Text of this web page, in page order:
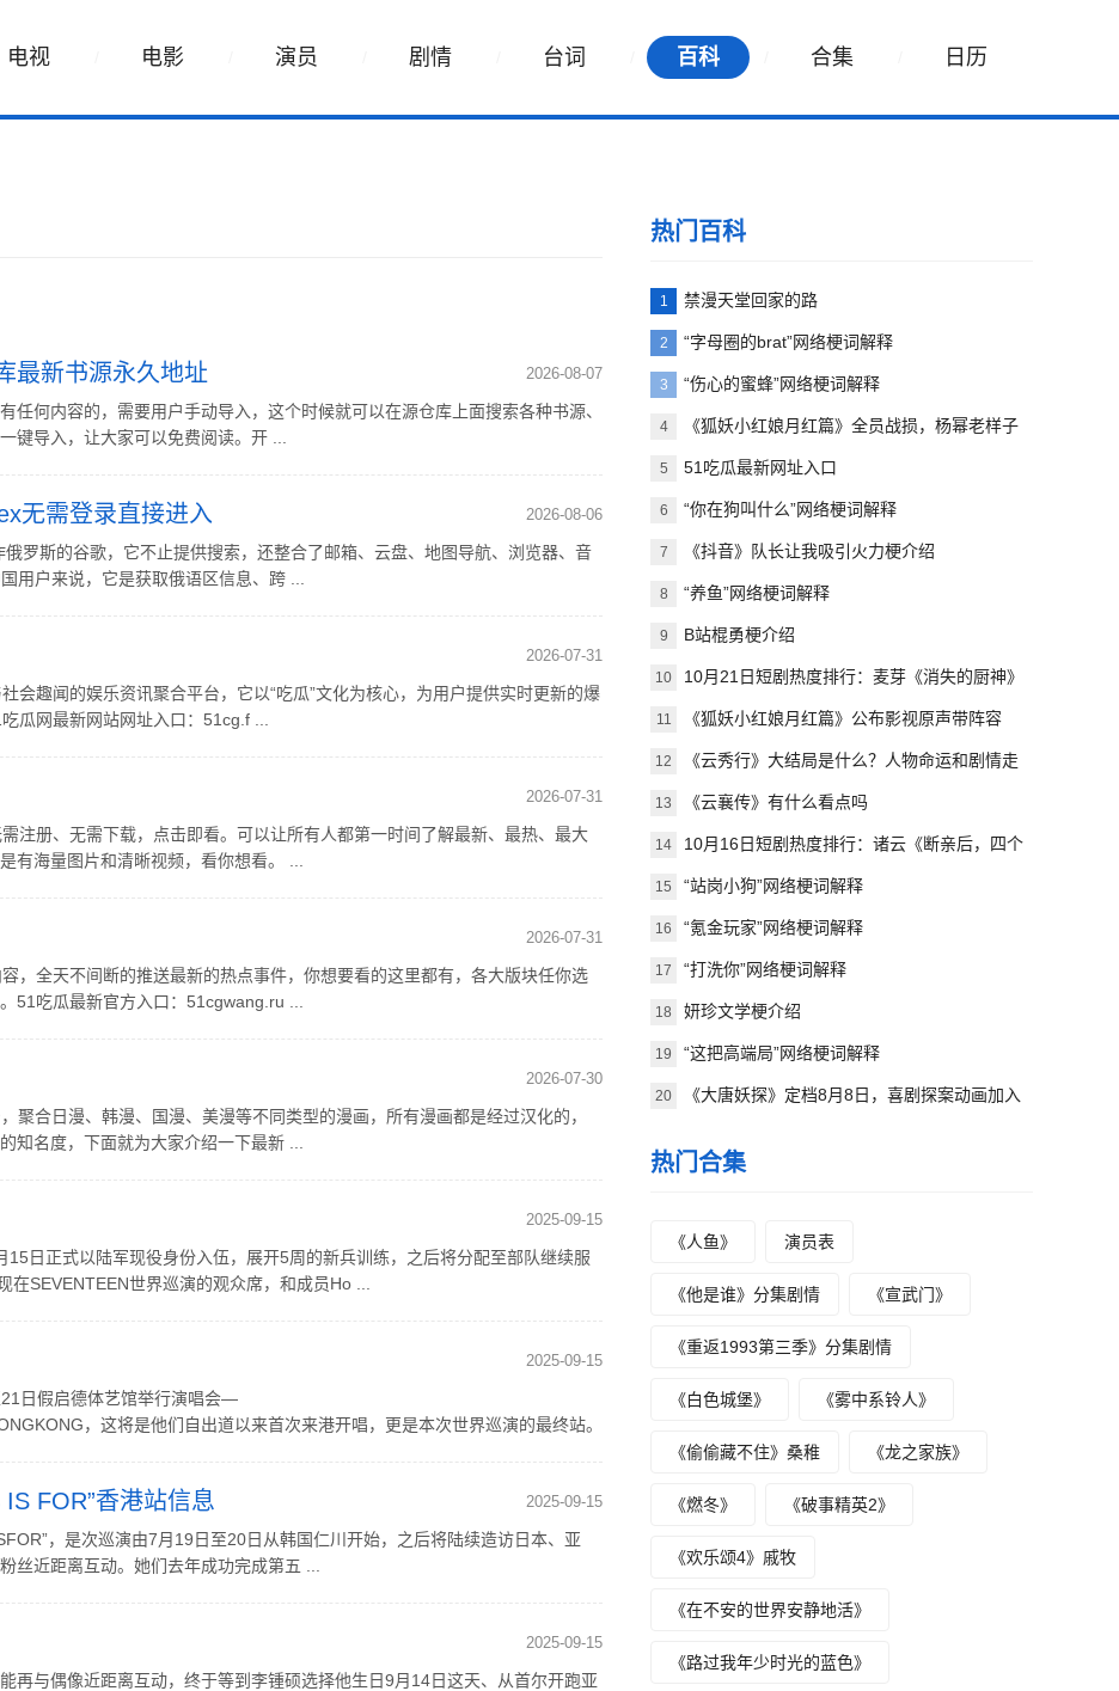
电视 电影 演员 剧情 台词 百科 合集 日历
2026-08-07
最新书源永久地址
何内容的，需要用户手动导入，这个时候就可以在源仓库上面搜索各种书源、
键导入，让大家可以免费阅读。开 ...
2026-08-06
无需登录直接进入
罗斯的谷歌，它不止提供搜索，还整合了邮箱、云盘、地图导航、浏览器、音
用户来说，它是获取俄语区信息、跨 ...
2026-07-31
会趣闻的娱乐资讯聚合平台，它以“吃瓜”文化为核心，为用户提供实时更新的爆
瓜网最新网站网址入口：51cg.f ...
2026-07-31
注册、无需下载，点击即看。可以让所有人都第一时间了解最新、最热、最大
有海量图片和清晰视频，看你想看。 ...
2026-07-31
，全天不间断的推送最新的热点事件，你想要看的这里都有，各大版块任你选
51吃瓜最新官方入口：51cgwang.ru ...
2026-07-30
聚合日漫、韩漫、国漫、美漫等不同类型的漫画，所有漫画都是经过汉化的，
知名度，下面就为大家介绍一下最新 ...
2025-09-15
日正式以陆军现役身份入伍，展开5周的新兵训练，之后将分配至部队继续服
SEVENTEEN世界巡演的观众席，和成员Ho ...
2025-09-15
日假启德体艺馆举行演唱会—
，这将是他们自出道以来首次来港开唱，更是本次世界巡演的最终站。
2025-09-15
FOR”香港站信息
，是次巡演由7月19日至20日从韩国仁川开始，之后将陆续造访日本、亚
丝近距离互动。她们去年成功完成第五 ...
2025-09-15
再与偶像近距离互动，终于等到李锺硕选择他生日9月14日这天、从首尔开跑亚
热门百科
1 禁漫天堂回家的路
2 “字母圈的brat”网络梗词解释
3 “伤心的蜜蜂”网络梗词解释
4 《狐妖小红娘月红篇》全员战损，杨幂老样子
5 51吃瓜最新网址入口
6 “你在狗叫什么”网络梗词解释
7 《抖音》队长让我吸引火力梗介绍
8 “养鱼”网络梗词解释
9 B站棍勇梗介绍
10 10月21日短剧热度排行：麦芽《消失的厨神》
登顶第一
11 《狐妖小红娘月红篇》公布影视原声带阵容
12 《云秀行》大结局是什么？人物命运和剧情走
向预测
13 《云襄传》有什么看点吗
14 10月16日短剧热度排行：诸云《断亲后，四个
姐姐跪求我回家》登顶第一
15 “站岗小狗”网络梗词解释
16 “氪金玩家”网络梗词解释
17 “打洗你”网络梗词解释
18 妍珍文学梗介绍
19 “这把高端局”网络梗词解释
20 《大唐妖探》定档8月8日，喜剧探案动画加入
热门合集
《人鱼》 演员表
《他是谁》分集剧情 《宣武门》
《重返1993第三季》分集剧情
《白色城堡》 《雾中系铃人》
《偷偷藏不住》桑稚 《龙之家族》
《燃冬》 《破事精英2》
《欢乐颂4》戚牧
《在不安的世界安静地活》
《路过我年少时光的蓝色》